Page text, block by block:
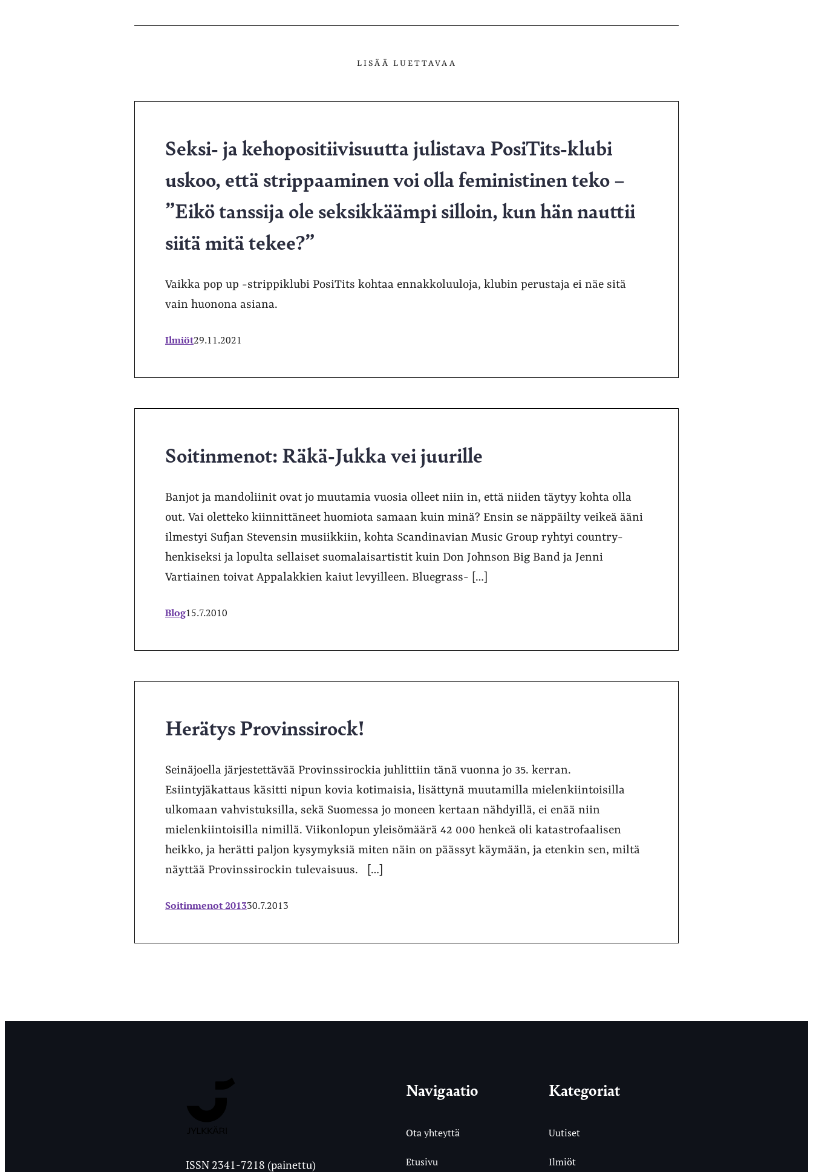
LISÄÄ LUETTAVAA
Seksi- ja kehopositiivisuutta julistava PosiTits-klubi
uskoo, että strippaaminen voi olla feministinen teko –
”Eikö tanssija ole seksikkäämpi silloin, kun hän nauttii
siitä mitä tekee?”
Vaikka pop up -strippiklubi PosiTits kohtaa ennakkoluuloja, klubin perustaja ei näe sitä
vain huonona asiana.
Ilmiöt29.11.2021
Soitinmenot: Räkä-Jukka vei juurille
Banjot ja mandoliinit ovat jo muutamia vuosia olleet niin in, että niiden täytyy kohta olla
out. Vai oletteko kiinnittäneet huomiota samaan kuin minä? Ensin se näppäilty veikeä ääni
ilmestyi Sufjan Stevensin musiikkiin, kohta Scandinavian Music Group ryhtyi country-
henkiseksi ja lopulta sellaiset suomalaisartistit kuin Don Johnson Big Band ja Jenni
Vartiainen toivat Appalakkien kaiut levyilleen. Bluegrass- […]
Blog15.7.2010
Herätys Provinssirock!
Seinäjoella järjestettävää Provinssirockia juhlittiin tänä vuonna jo 35. kerran.
Esiintyjäkattaus käsitti nipun kovia kotimaisia, lisättynä muutamilla mielenkiintoisilla
ulkomaan vahvistuksilla, sekä Suomessa jo moneen kertaan nähdyillä, ei enää niin
mielenkiintoisilla nimillä. Viikonlopun yleisömäärä 42 000 henkeä oli katastrofaalisen
heikko, ja herätti paljon kysymyksiä miten näin on päässyt käymään, ja etenkin sen, miltä
näyttää Provinssirockin tulevaisuus. […]
Soitinmenot 201330.7.2013
Ylioppilaslehti
ISSN 2341-7218 (painettu)
Navigaatio
Ota yhteyttä
Etusivu
Kategoriat
Uutiset
Ilmiöt